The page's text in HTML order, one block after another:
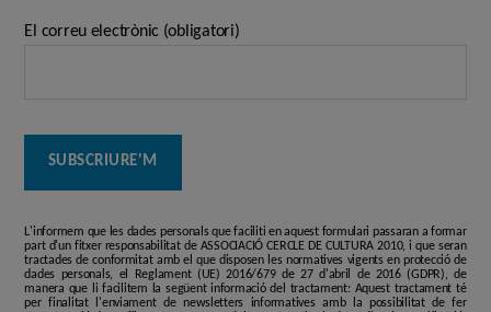
entrades
El correu electrònic (obligatori)
L'informem que les dades personals que faciliti en aquest formulari passaran a formar
part d'un fitxer responsabilitat de ASSOCIACIÓ CERCLE DE CULTURA 2010, i que seran
tractades de conformitat amb el que disposen les normatives vigents en protecció de
dades personals, el Reglament (UE) 2016/679 de 27 d'abril de 2016 (GDPR), de
manera que li facilitem la següent informació del tractament: Aquest tractament té
per finalitat l'enviament de newsletters informatives amb la possibilitat de fer